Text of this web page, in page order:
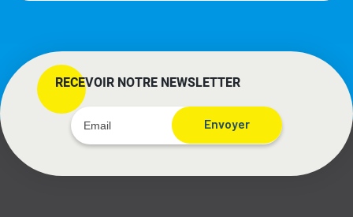
RECEVOIR NOTRE NEWSLETTER
Envoyer